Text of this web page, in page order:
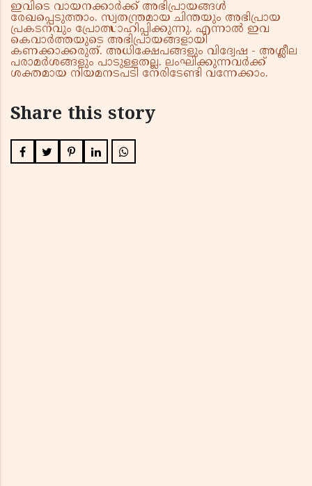
ഇവിടെ വായനക്കാർക്ക് അഭിപ്രായങ്ങൾ
രേഖപ്പെടുത്താം. സ്വതന്ത്രമായ ചിന്തയും അഭിപ്രായ
പ്രകടനവും പ്രോത്സാഹിപ്പിക്കുന്നു. എന്നാൽ ഇവ
കെവാർത്തയുടെ അഭിപ്രായങ്ങളായി
കണക്കാക്കരുത്. അധിക്ഷേപങ്ങളും വിദ്വേഷ - അശ്ലീല
പരാമർശങ്ങളും പാടുള്ളതല്ല. ലംഘിക്കുന്നവർക്ക്
ശക്തമായ നിയമനടപടി നേരിടേണ്ടി വന്നേക്കാം.
Share this story